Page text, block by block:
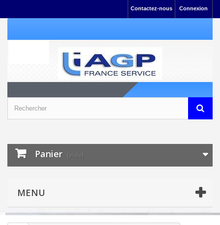
Connexion
Contactez-nous
Panier (vide)
MENU